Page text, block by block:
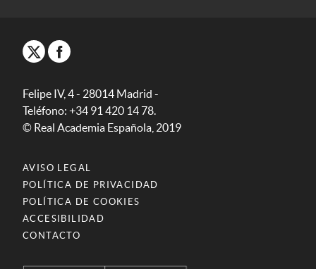
Felipe IV, 4 - 28014 Madrid -
Teléfono: +34 91 420 14 78.
© Real Academia Española, 2019
AVISO LEGAL
POLÍTICA DE PRIVACIDAD
POLÍTICA DE COOKIES
ACCESIBILIDAD
CONTACTO